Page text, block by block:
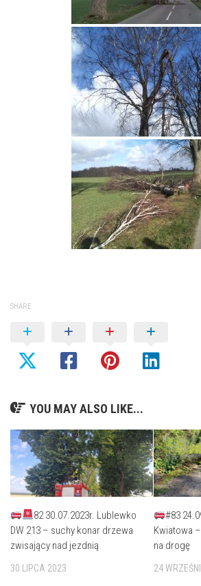
SHARE
YOU MAY ALSO LIKE...
82 30.07.2023r. Lublewko
DW 213 – suchy konar drzewa
zwisający nad jezdnią
30 LIPCA 2023
#83
Kwiatowa
na drogę
24